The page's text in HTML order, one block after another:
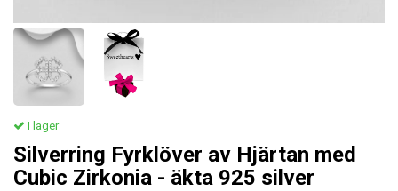
I lager
Silverring Fyrklöver av Hjärtan med
Cubic Zirkonia - äkta 925 silver